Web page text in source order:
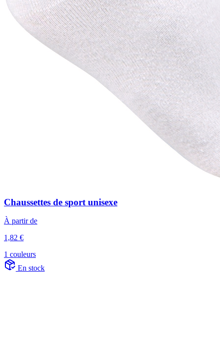
Chaussettes de sport unisexe
À partir de
1,82 €
1 couleurs
En stock